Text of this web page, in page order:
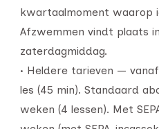
kwartaalmoment waarop
Afzwemmen vindt plaats
zaterdagmiddag.
• Heldere tarieven —
les (45 min). Standaard
weken (4 lessen). Met